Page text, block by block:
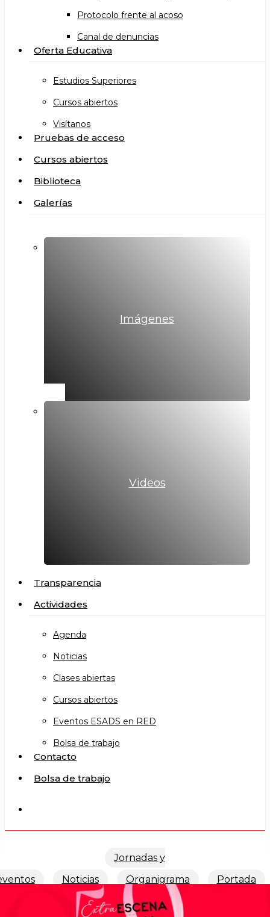
Protocolo frente al acoso
Canal de denuncias
Oferta Educativa
Estudios Superiores
Cursos abiertos
Visítanos
Pruebas de acceso
Cursos abiertos
Biblioteca
Galerías
Imágenes
Videos
Transparencia
Actividades
Agenda
Noticias
Clases abiertas
Cursos abiertos
Eventos ESADS en RED
Bolsa de trabajo
Contacto
Bolsa de trabajo
Jornadas y
Noticias Organigrama Portada
Extraescena Teatral 2